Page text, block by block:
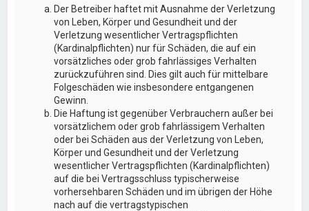
Der Betreiber haftet mit Ausnahme der Verletzung
von Leben, Körper und Gesundheit und der
Verletzung wesentlicher Vertragspflichten
(Kardinalpflichten) nur für Schäden, die auf ein
vorsätzliches oder grob fahrlässiges Verhalten
zurückzuführen sind. Dies gilt auch für mittelbare
Folgeschäden wie insbesondere entgangenen
Gewinn.
Die Haftung ist gegenüber Verbrauchern außer bei
vorsätzlichem oder grob fahrlässigem Verhalten
oder bei Schäden aus der Verletzung von Leben,
Körper und Gesundheit und der Verletzung
wesentlicher Vertragspflichten (Kardinalpflichten)
auf die bei Vertragsschluss typischerweise
vorhersehbaren Schäden und im übrigen der Höhe
nach auf die vertragstypischen